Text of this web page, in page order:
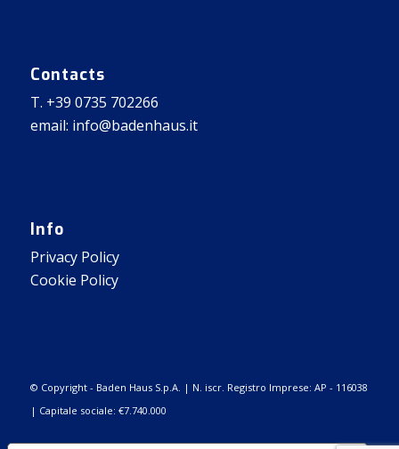
Contacts
T. +39 0735 702266
email: info@badenhaus.it
Info
Privacy Policy
Cookie Policy
© Copyright - Baden Haus S.p.A. | N. iscr. Registro Imprese: AP - 116038
| Capitale sociale: €7.740.000